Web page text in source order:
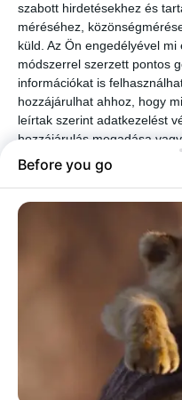
szabott hirdetésekhez és
méréséhez,
küld. Az Ön engedélyével
módszerrel szerzett pontos
információkat is
hozzájárulhat ahhoz, hogy
leírtak szerint adatkezelést
hozzájárulás megadása
információkhoz juthat, és
Felhívjuk figyelmét, hogy
jogában áll tiltakozni az ilyen
beállításai csak erre a
megváltoztathatja a
hozzájárulását, ha visszatér
alján található